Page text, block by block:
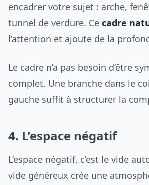
encadrer votre sujet : arche,
tunnel de verdure. Ce cadre
l’attention et ajoute de la
Le cadre n’a pas besoin d’être
complet. Une branche dans le
gauche suffit à structurer la
4. L’espace négatif
L’espace négatif, c’est le vide
vide généreux crée une